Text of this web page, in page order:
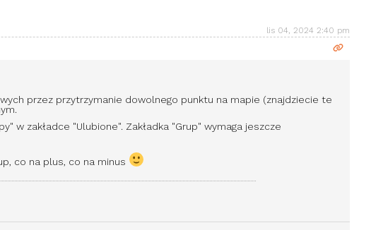
lis 04, 2024 2:40 pm
przez przytrzymanie dowolnego punktu na mapie (znajdziecie te
w zakładce "Ulubione". Zakładka "Grup" wymaga jeszcze
co na plus, co na minus